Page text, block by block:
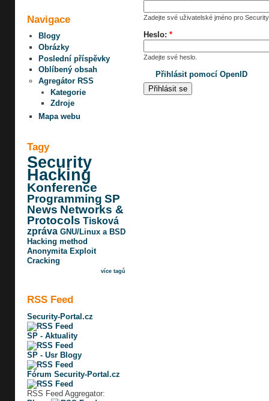
Navigace
Blogy
Obrázky
Poslední příspěvky
Oblíbený obsah
Agregátor RSS
Kategorie
Zdroje
Mapa webu
Tagy
Security
Hacking
Konference
Programming SP
News Networks &
Protocols Tisková
zpráva GNU/Linux a BSD
Hacking method
Anonymita Exploit
Cracking
více tagů
RSS Feed
Security-Portal.cz
SP - Aktuality
SP - Usr Blogy
Fórum Security-Portal.cz
RSS Feed Aggregator:
Zadejte své uživatelské jméno pro
Heslo: *
Zadejte své heslo.
Přihlásit pomocí OpenID